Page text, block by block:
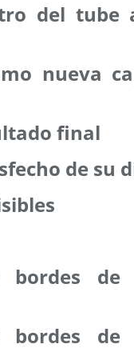
del tube
nueva
final
de su
bordes
bordes